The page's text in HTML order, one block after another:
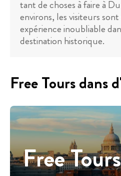
tant de choses à faire à
environs, les visiteurs
expérience inoubliable
destination historique.
Free Tours dans
Free